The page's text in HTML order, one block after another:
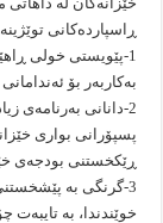
ڕاسپاردەكانی
1-پێویستی خولی
بەكاربەر بۆ
2-دانانی بەرنامەی
پسپۆرانی بواری
ڕێكخستنی بودجەی
3-گرنگی بە
خوێندندا، بە تایبەت